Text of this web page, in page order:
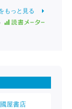
もっと見る
屋書店